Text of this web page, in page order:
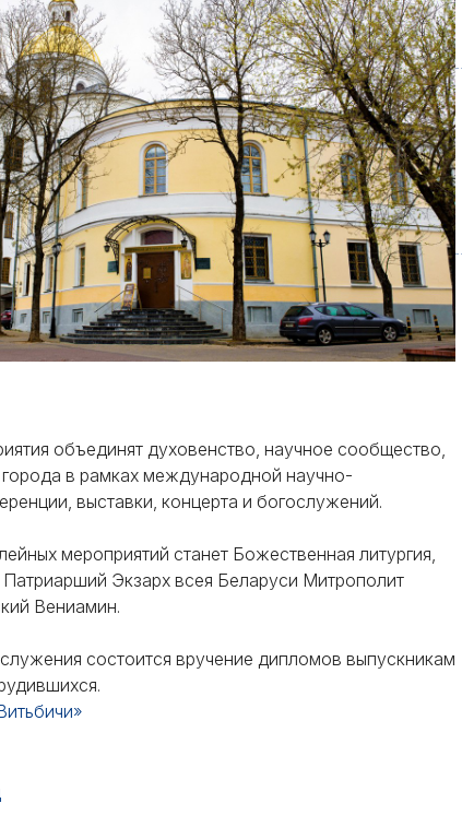
объединят духовенство, научное сообщество,
города в рамках международной научно-
выставки, концерта и богослужений.
мероприятий станет Божественная литургия,
Патриарший Экзарх всея Беларуси Митрополит
Вениамин.
состоится вручение дипломов выпускникам